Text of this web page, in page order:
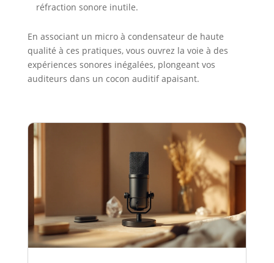
réfraction sonore inutile.
En associant un micro à condensateur de haute
qualité à ces pratiques, vous ouvrez la voie à des
expériences sonores inégalées, plongeant vos
auditeurs dans un cocon auditif apaisant.